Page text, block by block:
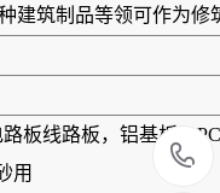
建筑制品等领可作为
板线路板，铝基板，
用